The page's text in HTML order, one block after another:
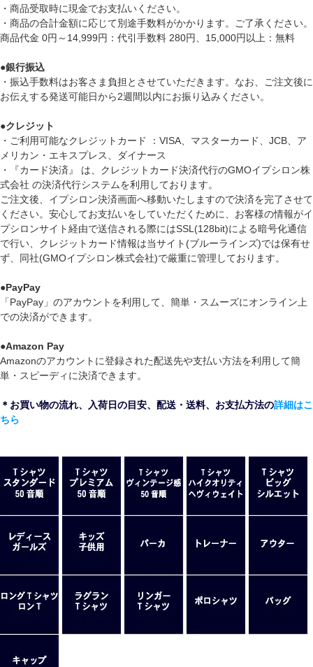
・商品受取時に現金でお支払いください。
・商品の合計金額に応じて別途手数料がかかります。ご了承ください。
商品代金 0円～14,999円：代引手数料 280円、15,000円以上：無料
●銀行振込
・振込手数料はお客さま負担とさせていただきます。なお、ご注文後に
お伝えする発送可能日から2週間以内にお振り込みください。
●クレジット
・ご利用可能なクレジットカード ：VISA、マスターカード、JCB、ア
メリカン・エキスプレス、ダイナース
・『カード決済』 は、クレジットカード決済代行のGMOイプシロン株
式会社 の決済代行システムを利用しております。
ご注文後、イプシロン決済画面へ移動いたしますので決済を完了させて
ください。安心してお支払いをしていただくために、お客様の情報がイ
プシロンサイト経由で送信される際にはSSL(128bit)による暗号化通信
で行い、クレジットカード情報は当サイト(ブルーラインズ)では保有せ
ず、同社(GMOイプシロン株式会社)で厳重に管理しております。
●PayPay
「PayPay」のアカウントを利用して、簡単・スムーズにオンライン上
での決済ができます。
●Amazon Pay
Amazonのアカウントに登録された配送先や支払い方法を利用して簡
単・スピーディに決済できます。
＊お買い物の流れ、入荷日の目安、配送・送料、お支払方法の詳細はこ
ちら